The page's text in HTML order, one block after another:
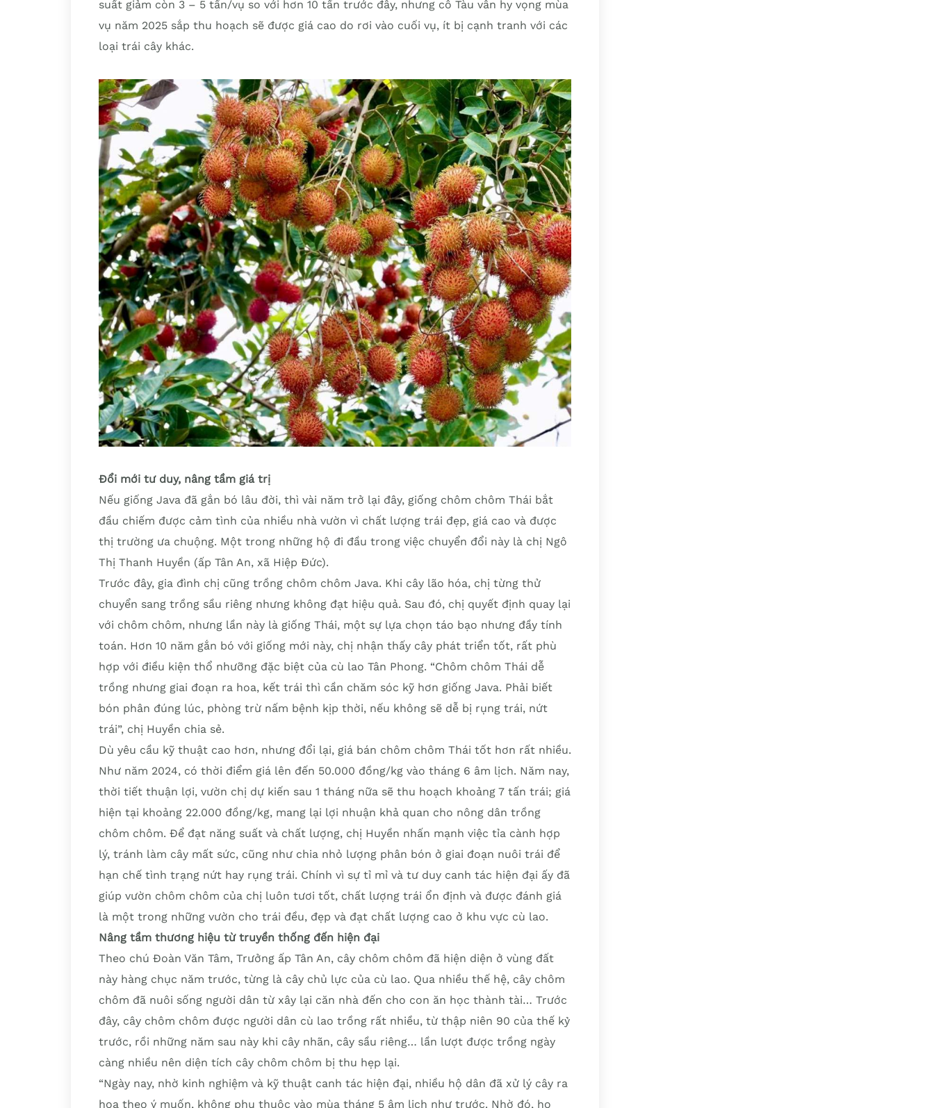
suất giảm còn 3 – 5 tấn/vụ so với hơn 10 tấn trước đây, nhưng cô Tàu vẫn hy vọng mùa
vụ năm 2025 sắp thu hoạch sẽ được giá cao do rơi vào cuối vụ, ít bị cạnh tranh với các
loại trái cây khác.
Đổi mới tư duy, nâng tầm giá trị
Nếu giống Java đã gắn bó lâu đời, thì vài năm trở lại đây, giống chôm chôm Thái bắt
đầu chiếm được cảm tình của nhiều nhà vườn vì chất lượng trái đẹp, giá cao và được
thị trường ưa chuộng. Một trong những hộ đi đầu trong việc chuyển đổi này là chị Ngô
Thị Thanh Huyền (ấp Tân An, xã Hiệp Đức).
Trước đây, gia đình chị cũng trồng chôm chôm Java. Khi cây lão hóa, chị từng thử
chuyển sang trồng sầu riêng nhưng không đạt hiệu quả. Sau đó, chị quyết định quay lại
với chôm chôm, nhưng lần này là giống Thái, một sự lựa chọn táo bạo nhưng đầy tính
toán. Hơn 10 năm gắn bó với giống mới này, chị nhận thấy cây phát triển tốt, rất phù
hợp với điều kiện thổ nhưỡng đặc biệt của cù lao Tân Phong. “Chôm chôm Thái dễ
trồng nhưng giai đoạn ra hoa, kết trái thì cần chăm sóc kỹ hơn giống Java. Phải biết
bón phân đúng lúc, phòng trừ nấm bệnh kịp thời, nếu không sẽ dễ bị rụng trái, nứt
trái”, chị Huyền chia sẻ.
Dù yêu cầu kỹ thuật cao hơn, nhưng đổi lại, giá bán chôm chôm Thái tốt hơn rất nhiều.
Như năm 2024, có thời điểm giá lên đến 50.000 đồng/kg vào tháng 6 âm lịch. Năm nay,
thời tiết thuận lợi, vườn chị dự kiến sau 1 tháng nữa sẽ thu hoạch khoảng 7 tấn trái; giá
hiện tại khoảng 22.000 đồng/kg, mang lại lợi nhuận khả quan cho nông dân trồng
chôm chôm. Để đạt năng suất và chất lượng, chị Huyền nhấn mạnh việc tỉa cành hợp
lý, tránh làm cây mất sức, cũng như chia nhỏ lượng phân bón ở giai đoạn nuôi trái để
hạn chế tình trạng nứt hay rụng trái. Chính vì sự tỉ mỉ và tư duy canh tác hiện đại ấy đã
giúp vườn chôm chôm của chị luôn tươi tốt, chất lượng trái ổn định và được đánh giá
là một trong những vườn cho trái đều, đẹp và đạt chất lượng cao ở khu vực cù lao.
Nâng tầm thương hiệu từ truyền thống đến hiện đại
Theo chú Đoàn Văn Tâm, Trưởng ấp Tân An, cây chôm chôm đã hiện diện ở vùng đất
này hàng chục năm trước, từng là cây chủ lực của cù lao. Qua nhiều thế hệ, cây chôm
chôm đã nuôi sống người dân từ xây lại căn nhà đến cho con ăn học thành tài… Trước
đây, cây chôm chôm được người dân cù lao trồng rất nhiều, từ thập niên 90 của thế kỷ
trước, rồi những năm sau này khi cây nhãn, cây sầu riêng… lần lượt được trồng ngày
càng nhiều nên diện tích cây chôm chôm bị thu hẹp lại.
“Ngày nay, nhờ kinh nghiệm và kỹ thuật canh tác hiện đại, nhiều hộ dân đã xử lý cây ra
hoa theo ý muốn, không phụ thuộc vào mùa tháng 5 âm lịch như trước. Nhờ đó, họ